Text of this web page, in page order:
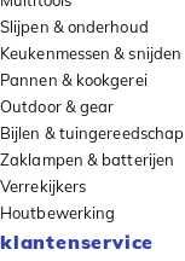
Slijpen & onderhoud
Keukenmessen & snijden
Pannen & kookgerei
Outdoor & gear
Bijlen & tuingereedschap
Zaklampen & batterijen
Verrekijkers
Houtbewerking
klantenservice